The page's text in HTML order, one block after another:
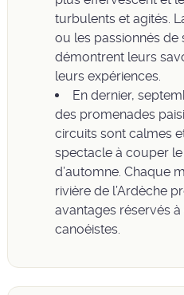
turbulents et agités.
ou les passionnés de
démontrent leurs
leurs expériences.
En dernier,
des promenades
circuits sont calmes
spectacle à couper le
d’automne. Chaque
rivière de l’Ardèche
avantages réservés
canoéistes.